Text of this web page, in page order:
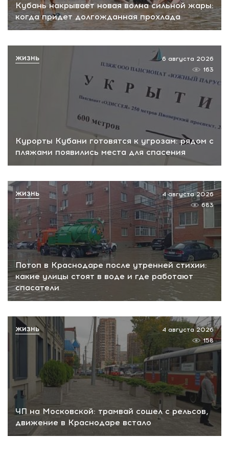
Кубань накрывает новая волна сильной жары:
когда придет долгожданная прохлада
Курорты Кубани готовятся к угрозам: рядом с
пляжами появились места для спасения
6 августа 2026
163
ЖИЗНЬ
Потоп в Краснодаре после утренней стихии:
какие улицы стоят в воде и где работают
спасатели
4 августа 2026
683
ЖИЗНЬ
ЧП на Московской: трамвай сошел с рельсов,
движение в Краснодаре встало
4 августа 2026
158
ЖИЗНЬ